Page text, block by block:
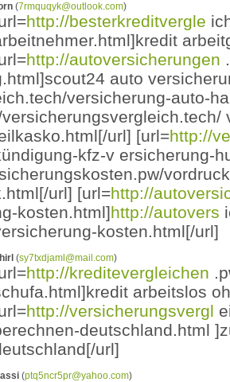
(7rmquqyk@outlook.com)
http://besterkreditvergle
http://autoversicherungen
auto
versicherung-auto-
url] [url=http://
kfz-v ersicherung-
url] [url=http://
kosten.html]http://autovers
kosten.html[/url]
(sy7txdjaml@mail.com)
http://kreditevergleichen
arbeitslos
http://versicherungsvergl
deutschland.html
url]
(ptq5ncr5pr@yahoo.com)